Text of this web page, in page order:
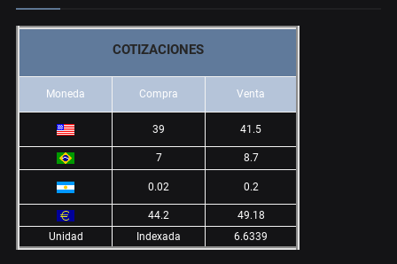
COTIZACIONES
Moneda Compra Venta
39 41.5
7 8.7
0.02 0.2
44.2
49.18
Unidad
Indexada 6.6339